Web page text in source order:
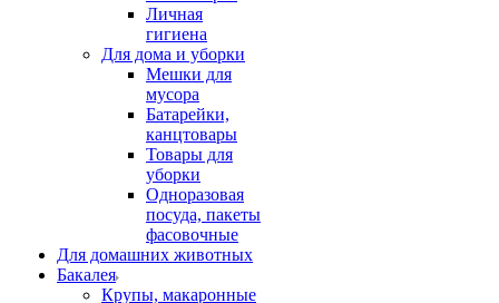
Личная
гигиена
Для дома и уборки
Мешки для
мусора
Батарейки,
канцтовары
Товары для
уборки
Одноразовая
посуда, пакеты
фасовочные
Для домашних животных
Бакалея
Крупы, макаронные